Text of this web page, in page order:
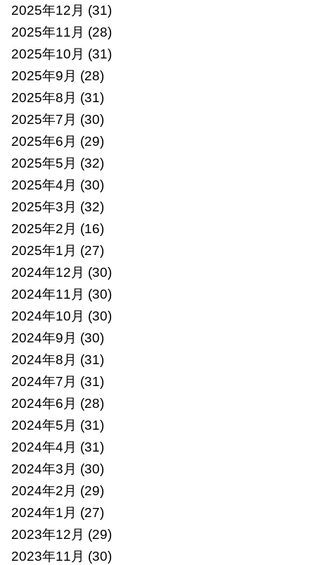
2025年12月 (31)
2025年11月 (28)
2025年10月 (31)
2025年9月 (28)
2025年8月 (31)
2025年7月 (30)
2025年6月 (29)
2025年5月 (32)
2025年4月 (30)
2025年3月 (32)
2025年2月 (16)
2025年1月 (27)
2024年12月 (30)
2024年11月 (30)
2024年10月 (30)
2024年9月 (30)
2024年8月 (31)
2024年7月 (31)
2024年6月 (28)
2024年5月 (31)
2024年4月 (31)
2024年3月 (30)
2024年2月 (29)
2024年1月 (27)
2023年12月 (29)
2023年11月 (30)